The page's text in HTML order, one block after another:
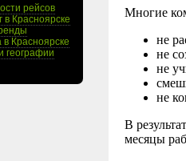
рейсов
в Красноярске
в Красноярске
географии
Многие
не
не
не
не
В
месяцы